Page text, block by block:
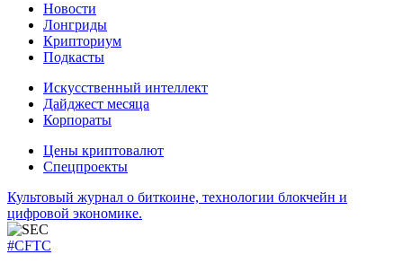
Новости
Лонгриды
Крипториум
Подкасты
Искусственный интеллект
Дайджест месяца
Корпораты
Цены криптовалют
Спецпроекты
Культовый журнал о биткоине, технологии блокчейн и
цифровой экономике.
#CFTC